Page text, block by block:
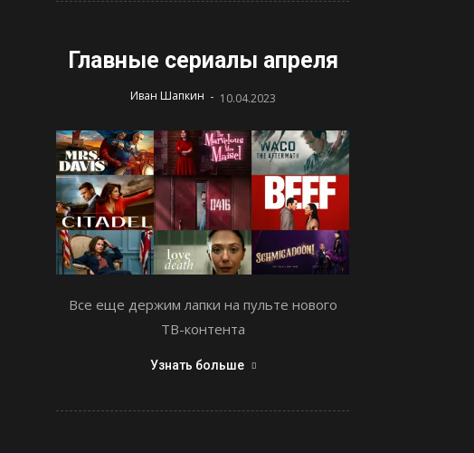
Главные сериалы апреля
Иван Шапкин - 10.04.2023
Все еще держим лапки на пульте нового
ТВ-контента
Узнать больше